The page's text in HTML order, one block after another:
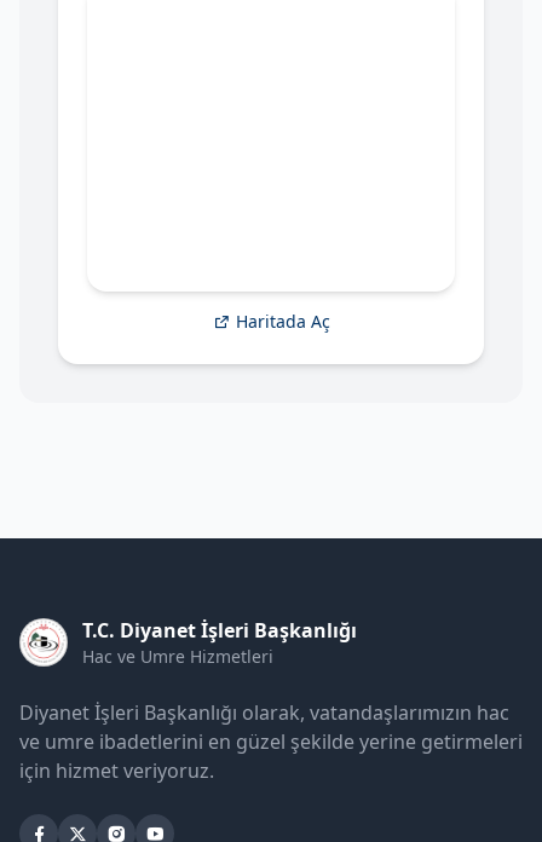
Haritada Aç
T.C. Diyanet İşleri Başkanlığı
Hac ve Umre Hizmetleri
Diyanet İşleri Başkanlığı olarak, vatandaşlarımızın hac
ve umre ibadetlerini en güzel şekilde yerine getirmeleri
için hizmet veriyoruz.